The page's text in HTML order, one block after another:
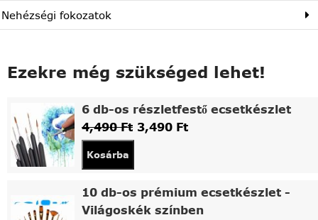
Nehézségi fokozatok
Ezekre még szükséged lehet!
6 db-os részletfestő ecsetkészlet
4,490Ft 3,490 Ft
Kosárba
10 db-os prémium ecsetkészlet -
Világoskék színben